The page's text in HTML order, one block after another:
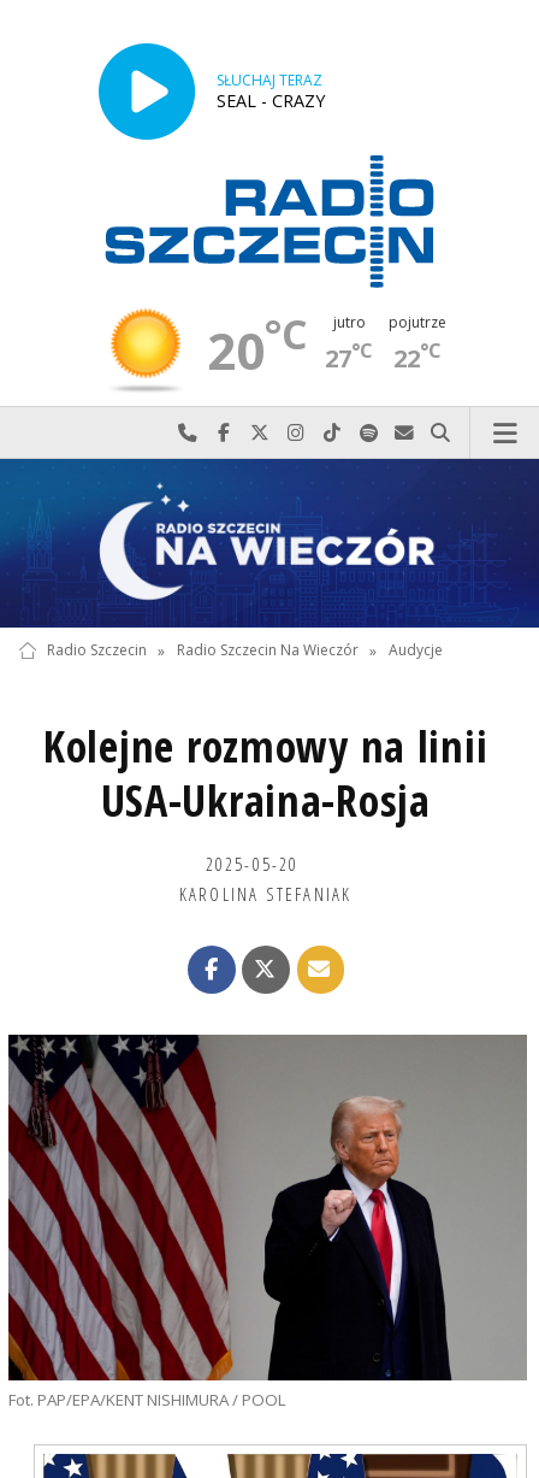
SŁUCHAJ TERAZ
SEAL - CRAZY
20°C jutro
27°C
pojutrze
22°C
Najlepiej po prostu do nas zadzwoń
Odwiedź nas na Facebook-u
Odwiedź nas na X
Odwiedź nas na Instagram-ie
Odwiedź nas na TikTok-u
Szukaj nas na Spotify
Wyślij do nas
Szukaj
Radio Szczecin » Radio Szczecin Na Wieczór » Audycje
Kolejne rozmowy na linii
USA-Ukraina-Rosja
2025-05-20
KAROLINA STEFANIAK
Fot. PAP/EPA/KENT NISHIMURA / POOL